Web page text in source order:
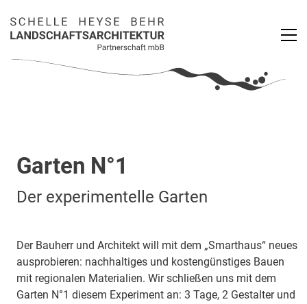
Garten N°1
Der experimentelle Garten
Der Bauherr und Architekt will mit dem „Smarthaus“ neues
ausprobieren: nachhaltiges und kostengünstiges Bauen
mit regionalen Materialien. Wir schließen uns mit dem
Garten N°1 diesem Experiment an: 3 Tage, 2 Gestalter und